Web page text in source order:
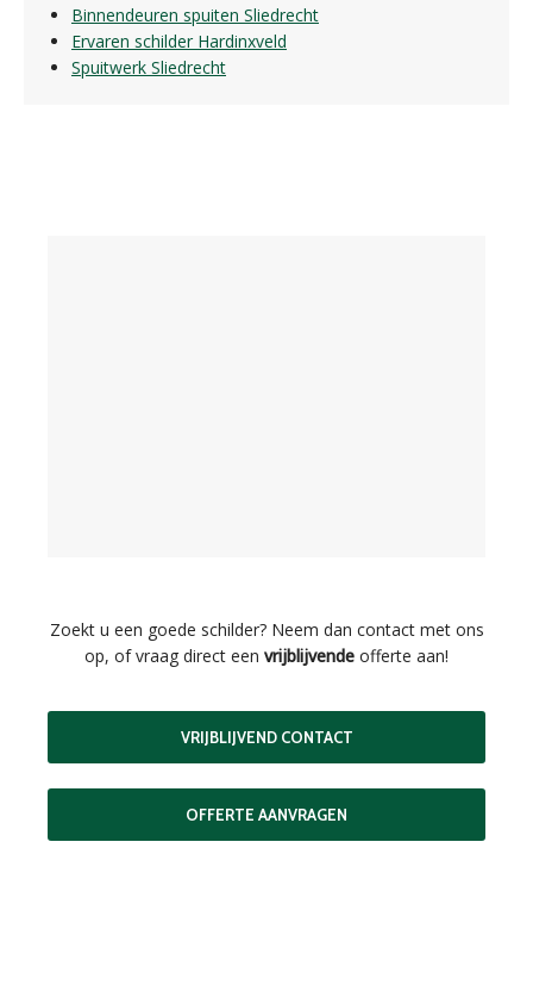
Binnendeuren spuiten Sliedrecht
Ervaren schilder Hardinxveld
Spuitwerk Sliedrecht
Zoekt u een goede schilder? Neem dan contact met ons
op, of vraag direct een vrijblijvende offerte aan!
VRIJBLIJVEND CONTACT
OFFERTE AANVRAGEN